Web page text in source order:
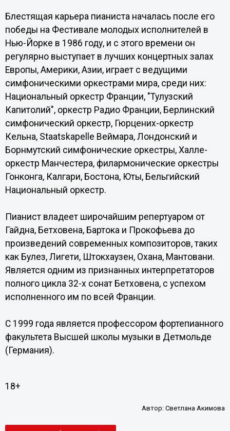
Блестящая карьера пианиста началась после его
победы на Фестивале молодых исполнителей в
Нью-Йорке в 1986 году, и с этого времени он
регулярно выступает в лучших концертных залах
Европы, Америки, Азии, играет с ведущими
симфоническими оркестрами мира, среди них:
Национальный оркестр Франции, "Тулузский
Капитолий", оркестр Радио Франции, Берлинский
симфонический оркестр, Гюрцених-оркестр
Кельна, Staatskapelle Веймара, Лондонский и
Борнмутский симфонические оркестры, Халле-
оркестр Манчестера, филармонические оркестры
Гонконга, Калгари, Бостона, Юты, Бельгийский
Национальный оркестр.
Пианист владеет широчайшим репертуаром от
Гайдна, Бетховена, Бартока и Прокофьева до
произведений современных композиторов, таких
как Булез, Лигети, Штокхаузен, Охана, Мантовани.
Является одним из признанных интерпретаторов
полного цикла 32-х сонат Бетховена, с успехом
исполненного им по всей Франции.
С 1999 года является профессором фортепианного
факультета Высшей школы музыки в Детмольде
(Германия).
18+
Автор:Светлана Акимова